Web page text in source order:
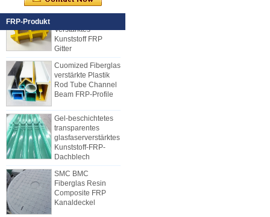
FRP-Produkt
25mm Stärke Gelb
Konkav Fiberglas
Kunststoff FRP
Gitter
Cuomized Fiberglas
verstärkte Plastik
Rod Tube Channel
Beam FRP-Profile
Gel-beschichtetes
transparentes
glasfaserverstärktes
Kunststoff-FRP-
Dachblech
SMC BMC
Fiberglas Resin
Composite FRP
Kanaldeckel
Wie wählt man gekühlte LKW
Body Panels